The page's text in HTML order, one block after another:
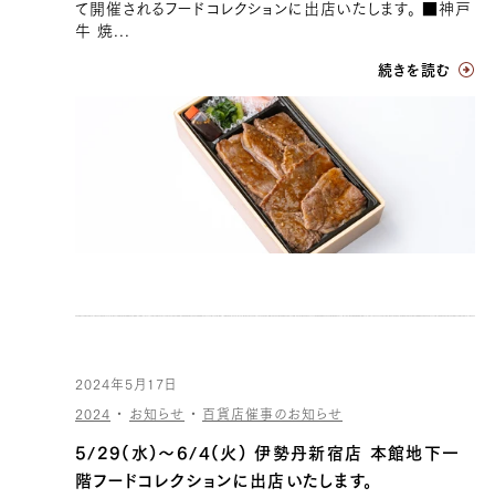
て開催されるフードコレクションに出店いたします。 ■神戸
牛 焼...
続きを読む
2024年5月17日
2024 ・ お知らせ ・ 百貨店催事のお知らせ
5/29(水)〜6/4(火) 伊勢丹新宿店 本館地下一
階フードコレクションに出店いたします。